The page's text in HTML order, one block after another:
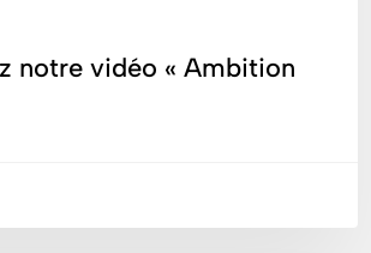
notre vidéo « Ambition